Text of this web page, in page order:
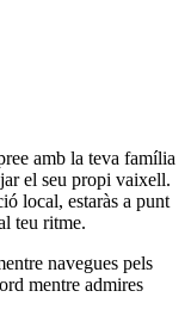
amb la teva família
el seu propi vaixell.
local, estaràs a punt
teu ritme.
navegues pels
mentre admires